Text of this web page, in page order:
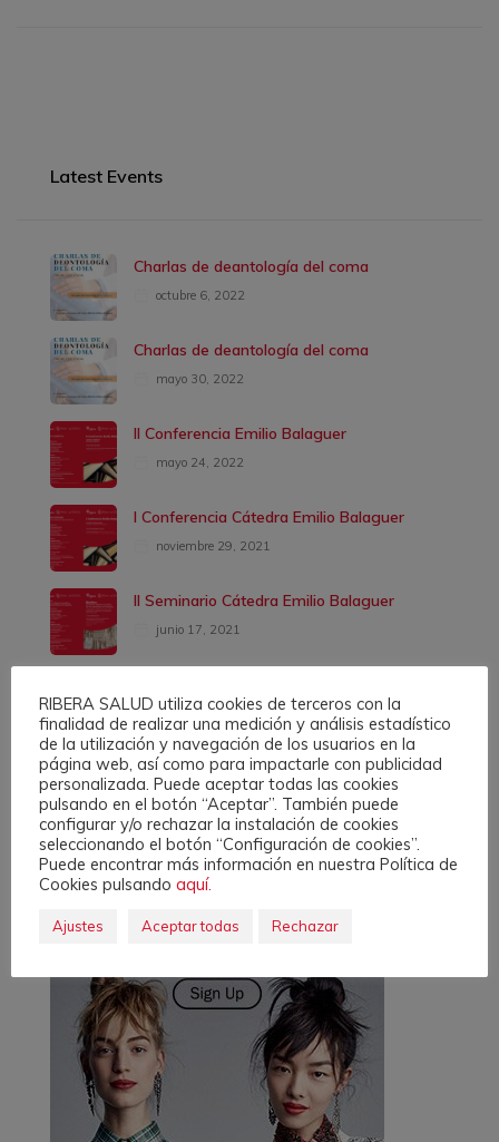
Latest Events
Charlas de deantología del coma
octubre 6, 2022
Charlas de deantología del coma
mayo 30, 2022
II Conferencia Emilio Balaguer
mayo 24, 2022
I Conferencia Cátedra Emilio Balaguer
noviembre 29, 2021
II Seminario Cátedra Emilio Balaguer
junio 17, 2021
Ads
RIBERA SALUD utiliza cookies de terceros con la
finalidad de realizar una medición y análisis estadístico
de la utilización y navegación de los usuarios en la
página web, así como para impactarle con publicidad
personalizada. Puede aceptar todas las cookies
pulsando en el botón “Aceptar”. También puede
configurar y/o rechazar la instalación de cookies
seleccionando el botón “Configuración de cookies”.
Puede encontrar más información en nuestra Política de
Cookies pulsando aquí.
Ajustes Aceptar todas Rechazar